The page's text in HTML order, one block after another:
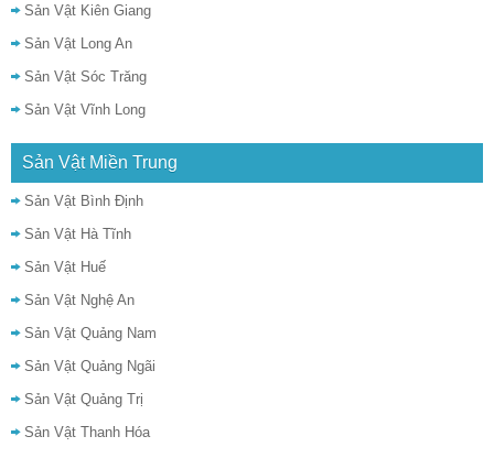
Sản Vật Kiên Giang
Sản Vật Long An
Sản Vật Sóc Trăng
Sản Vật Vĩnh Long
Sản Vật Miền Trung
Sản Vật Bình Định
Sản Vật Hà Tĩnh
Sản Vật Huế
Sản Vật Nghệ An
Sản Vật Quảng Nam
Sản Vật Quảng Ngãi
Sản Vật Quảng Trị
Sản Vật Thanh Hóa